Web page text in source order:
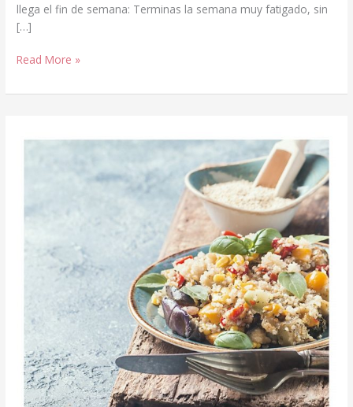
llega el fin de semana: Terminas la semana muy fatigado, sin
[…]
Reconectando
la
Read More »